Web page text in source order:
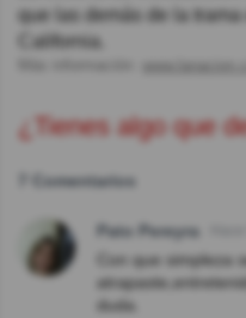
que las demás de la
California.
¿Tienes algo que
7 Comentarios
Pato Pereyra
Con que simpleza
duda.